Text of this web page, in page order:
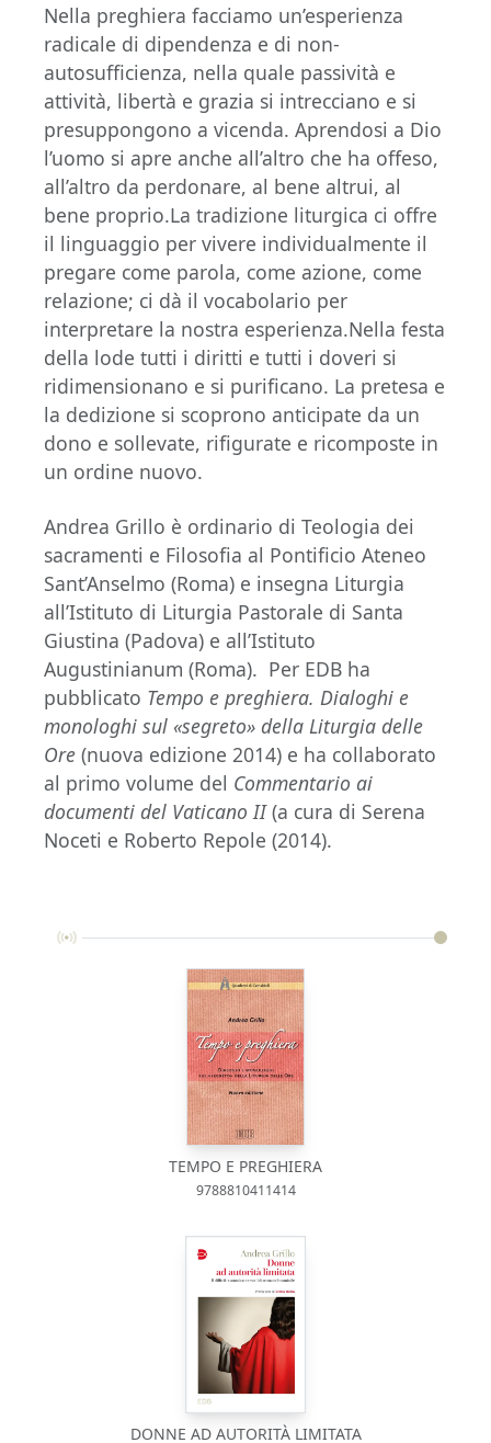
Nella preghiera facciamo un’esperienza
radicale di dipendenza e di non-
autosufficienza, nella quale passività e
attività, libertà e grazia si intrecciano e si
presuppongono a vicenda. Aprendosi a Dio
l’uomo si apre anche all’altro che ha offeso,
all’altro da perdonare, al bene altrui, al
bene proprio.La tradizione liturgica ci offre
il linguaggio per vivere individualmente il
pregare come parola, come azione, come
relazione; ci dà il vocabolario per
interpretare la nostra esperienza.Nella festa
della lode tutti i diritti e tutti i doveri si
ridimensionano e si purificano. La pretesa e
la dedizione si scoprono anticipate da un
dono e sollevate, rifigurate e ricomposte in
un ordine nuovo.
Andrea Grillo è ordinario di Teologia dei
sacramenti e Filosofia al Pontificio Ateneo
Sant’Anselmo (Roma) e insegna Liturgia
all’Istituto di Liturgia Pastorale di Santa
Giustina (Padova) e all’Istituto
Augustinianum (Roma). Per EDB ha
pubblicato Tempo e preghiera. Dialoghi e
monologhi sul «segreto» della Liturgia delle
Ore (nuova edizione 2014) e ha collaborato
al primo volume del Commentario ai
documenti del Vaticano II(a cura di Serena
Noceti e Roberto Repole (2014).
TEMPO E PREGHIERA
9788810411414
DONNE AD AUTORITÀ LIMITATA